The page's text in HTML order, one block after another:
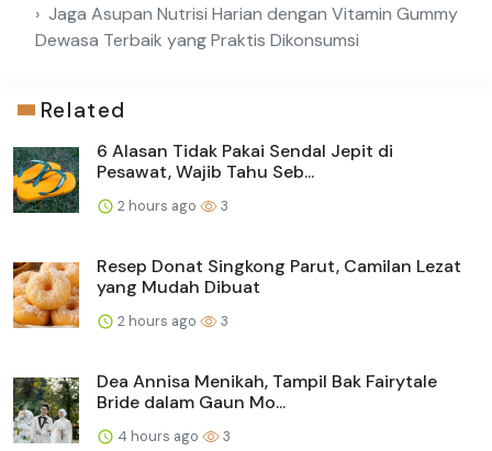
Jaga Asupan Nutrisi Harian dengan Vitamin Gummy
Dewasa Terbaik yang Praktis Dikonsumsi
Related
6 Alasan Tidak Pakai Sendal Jepit di
Pesawat, Wajib Tahu Seb...
2 hours ago 3
Resep Donat Singkong Parut, Camilan Lezat
yang Mudah Dibuat
2 hours ago 3
Dea Annisa Menikah, Tampil Bak Fairytale
Bride dalam Gaun Mo...
4 hours ago 3